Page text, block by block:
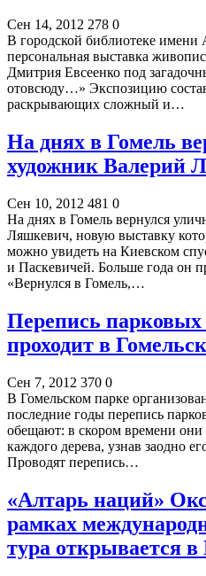
Сен 14, 2012 278 0
В городской библиотеке имени
персональная выставка
Дмитрия Евсеенко под
отовсюду…» Экспозицию
раскрывающих сложный и…
На днях в Гомель
художник Валерий
Сен 10, 2012 481 0
На днях в Гомель вернулся
Ляшкевич, новую выставку
можно увидеть на Киевском
и Паскевичей. Больше года он
«Вернулся в Гомель,…
Перепись
проходит в
Сен 7, 2012 370 0
В Гомельском парке
последние годы перепись
обещают: в скором времени они
каждого дерева, узнав заодно
Проводят перепись…
«Алтарь наций»
рамках
тура открывается в